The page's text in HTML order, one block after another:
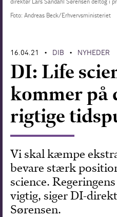
Forskning
Foto: Andreas Beck/Erhvervsministeriet
16.04.21 • DIB • NYHEDER
DI: Life
kommer på
rigtige
Vi skal kæmpe
bevare stærk
science.
vigtig, siger DI-
Sørensen.